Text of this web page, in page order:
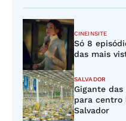
CINEINSITE
Só 8
das mais
SALVADOR
Gigante
para centro
Salvador